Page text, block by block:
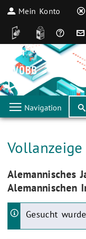
Mein Konto
DGS Leichte
Navigation
Aktuelle
Vollanzeige
Aktuelle Seite:
Alemannisches
Alemannischen
Gesucht